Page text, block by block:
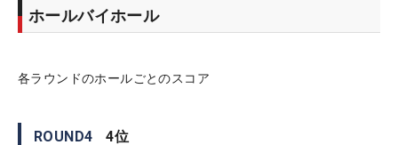
ホールバイホール
各ラウンドのホールごとのスコア
ROUND4 4位